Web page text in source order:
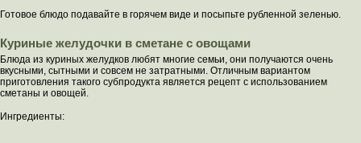
Готовое блюдо подавайте в горячем виде и посыпьте рубленной зеленью.
Куриные желудочки в сметане с овощами
Блюда из куриных желудков любят многие семьи, они получаются очень
вкусными, сытными и совсем не затратными. Отличным вариантом
приготовления такого субпродукта является рецепт с использованием
сметаны и овощей.
Ингредиенты: